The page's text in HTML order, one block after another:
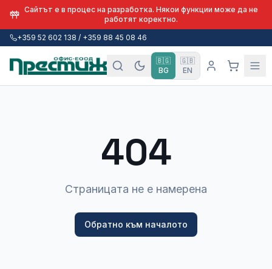
Сайтът е в процес на разработка. Някои функции може да не
работят коректно.
+359 52 602 138 / +359 88 45 08 46
🇧🇬
BG
🇬🇧
EN
404
Страницата не е намерена
Обратно към началото